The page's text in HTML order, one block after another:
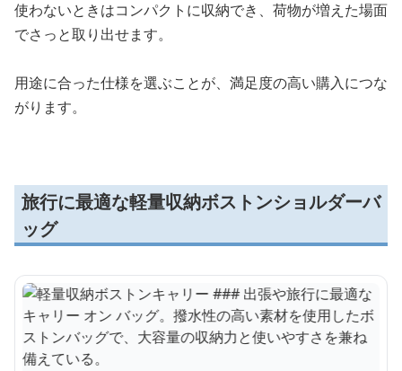
使わないときはコンパクトに収納でき、荷物が増えた場面
でさっと取り出せます。
用途に合った仕様を選ぶことが、満足度の高い購入につな
がります。
旅行に最適な軽量収納ボストンショルダーバ
ッグ